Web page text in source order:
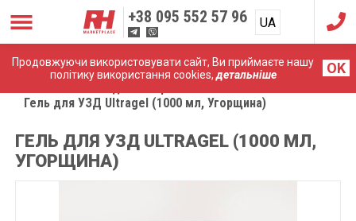
Продовжуючи використовувати сайт, Ви приймаєте нашу
політику використання cookies,детальніше OK
+38 095 552 57 96 UA
RU
Гель для УЗД Ultragel (1000 мл, Угорщина)
ГЕЛЬ ДЛЯ УЗД ULTRAGEL (1000 МЛ,
УГОРЩИНА)